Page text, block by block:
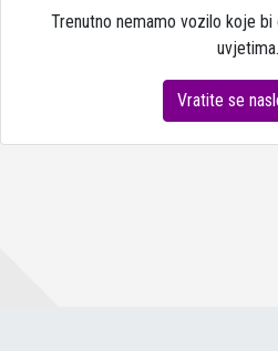
Trenutno nemamo vozilo koje
uvjetima.
Vratite se